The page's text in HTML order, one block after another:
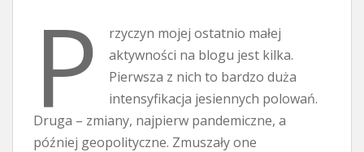
P
rzyczyn mojej ostatnio małej
aktywności na blogu jest kilka.
Pierwsza z nich to bardzo duża
intensyfikacja jesiennych polowań.
Druga – zmiany, najpierw pandemiczne, a
później geopolityczne. Zmuszały one